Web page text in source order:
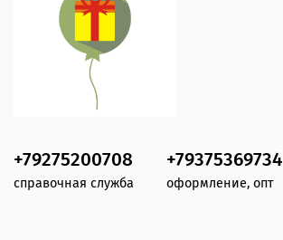
+79275200708
справочная служба
+79375369734
оформление, опт